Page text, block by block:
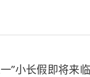
小长假即将来